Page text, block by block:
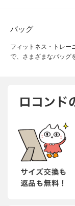
バッグ
フィットネス・トレー
で、さまざまなバッグ